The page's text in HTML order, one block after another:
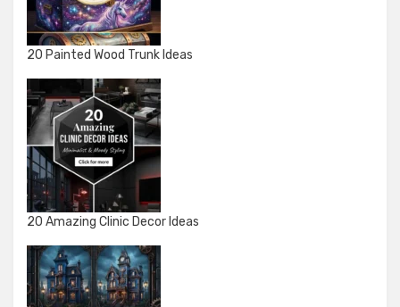
20 Painted Wood Trunk Ideas
20 Amazing Clinic Decor Ideas